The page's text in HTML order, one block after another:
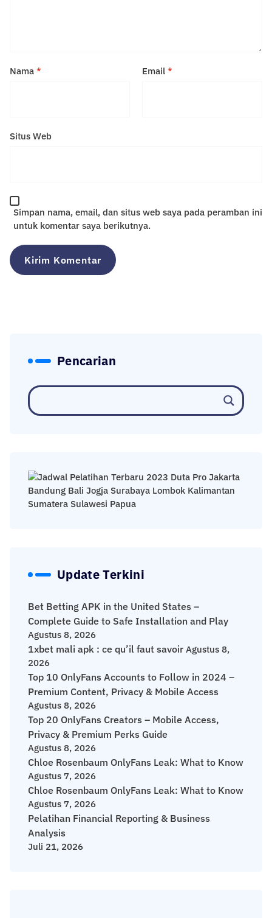
Nama * Email *
Situs Web
Simpan nama, email, dan situs web saya pada peramban ini
untuk komentar saya berikutnya.
Pencarian
Update Terkini
Bet Betting APK in the United States –
Complete Guide to Safe Installation and Play
Agustus 8, 2026
1xbet mali apk : ce qu’il faut savoir Agustus 8,
2026
Top 10 OnlyFans Accounts to Follow in 2024 –
Premium Content, Privacy & Mobile Access
Agustus 8, 2026
Top 20 OnlyFans Creators – Mobile Access,
Privacy & Premium Perks Guide
Agustus 8, 2026
Chloe Rosenbaum OnlyFans Leak: What to Know
Agustus 7, 2026
Chloe Rosenbaum OnlyFans Leak: What to Know
Agustus 7, 2026
Pelatihan Financial Reporting & Business
Analysis
Juli 21, 2026